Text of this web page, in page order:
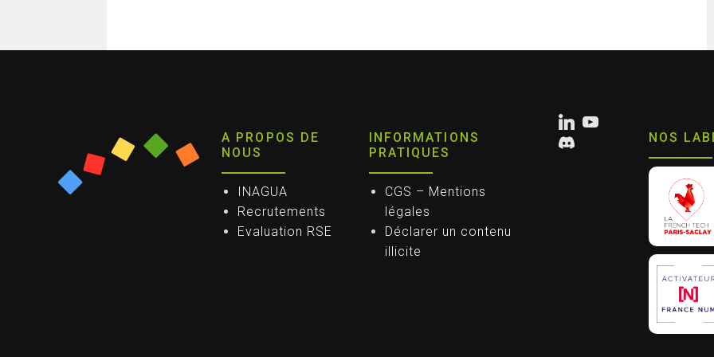
A PROPOS DE
NOUS
INAGUA
Recrutements
Evaluation RSE
INFORMATIONS
PRATIQUES
CGS – Mentions
légales
Déclarer un contenu
illicite
NOS